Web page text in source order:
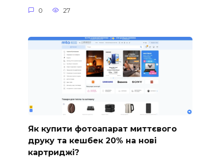
0 27
Як купити фотоапарат миттєвого
друку та кешбек 20% на нові
картриджі?